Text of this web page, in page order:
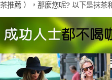
茶推薦 ），那麼您呢? 以下是抹茶